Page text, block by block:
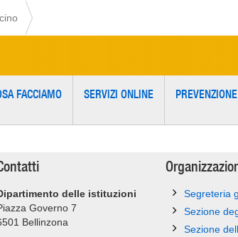
FACCIAMO SERVIZI ONLINE PREVENZIONE
delle istituzioni
Governo 7
Bellinzona
Segreteria
Sezione
Sezione